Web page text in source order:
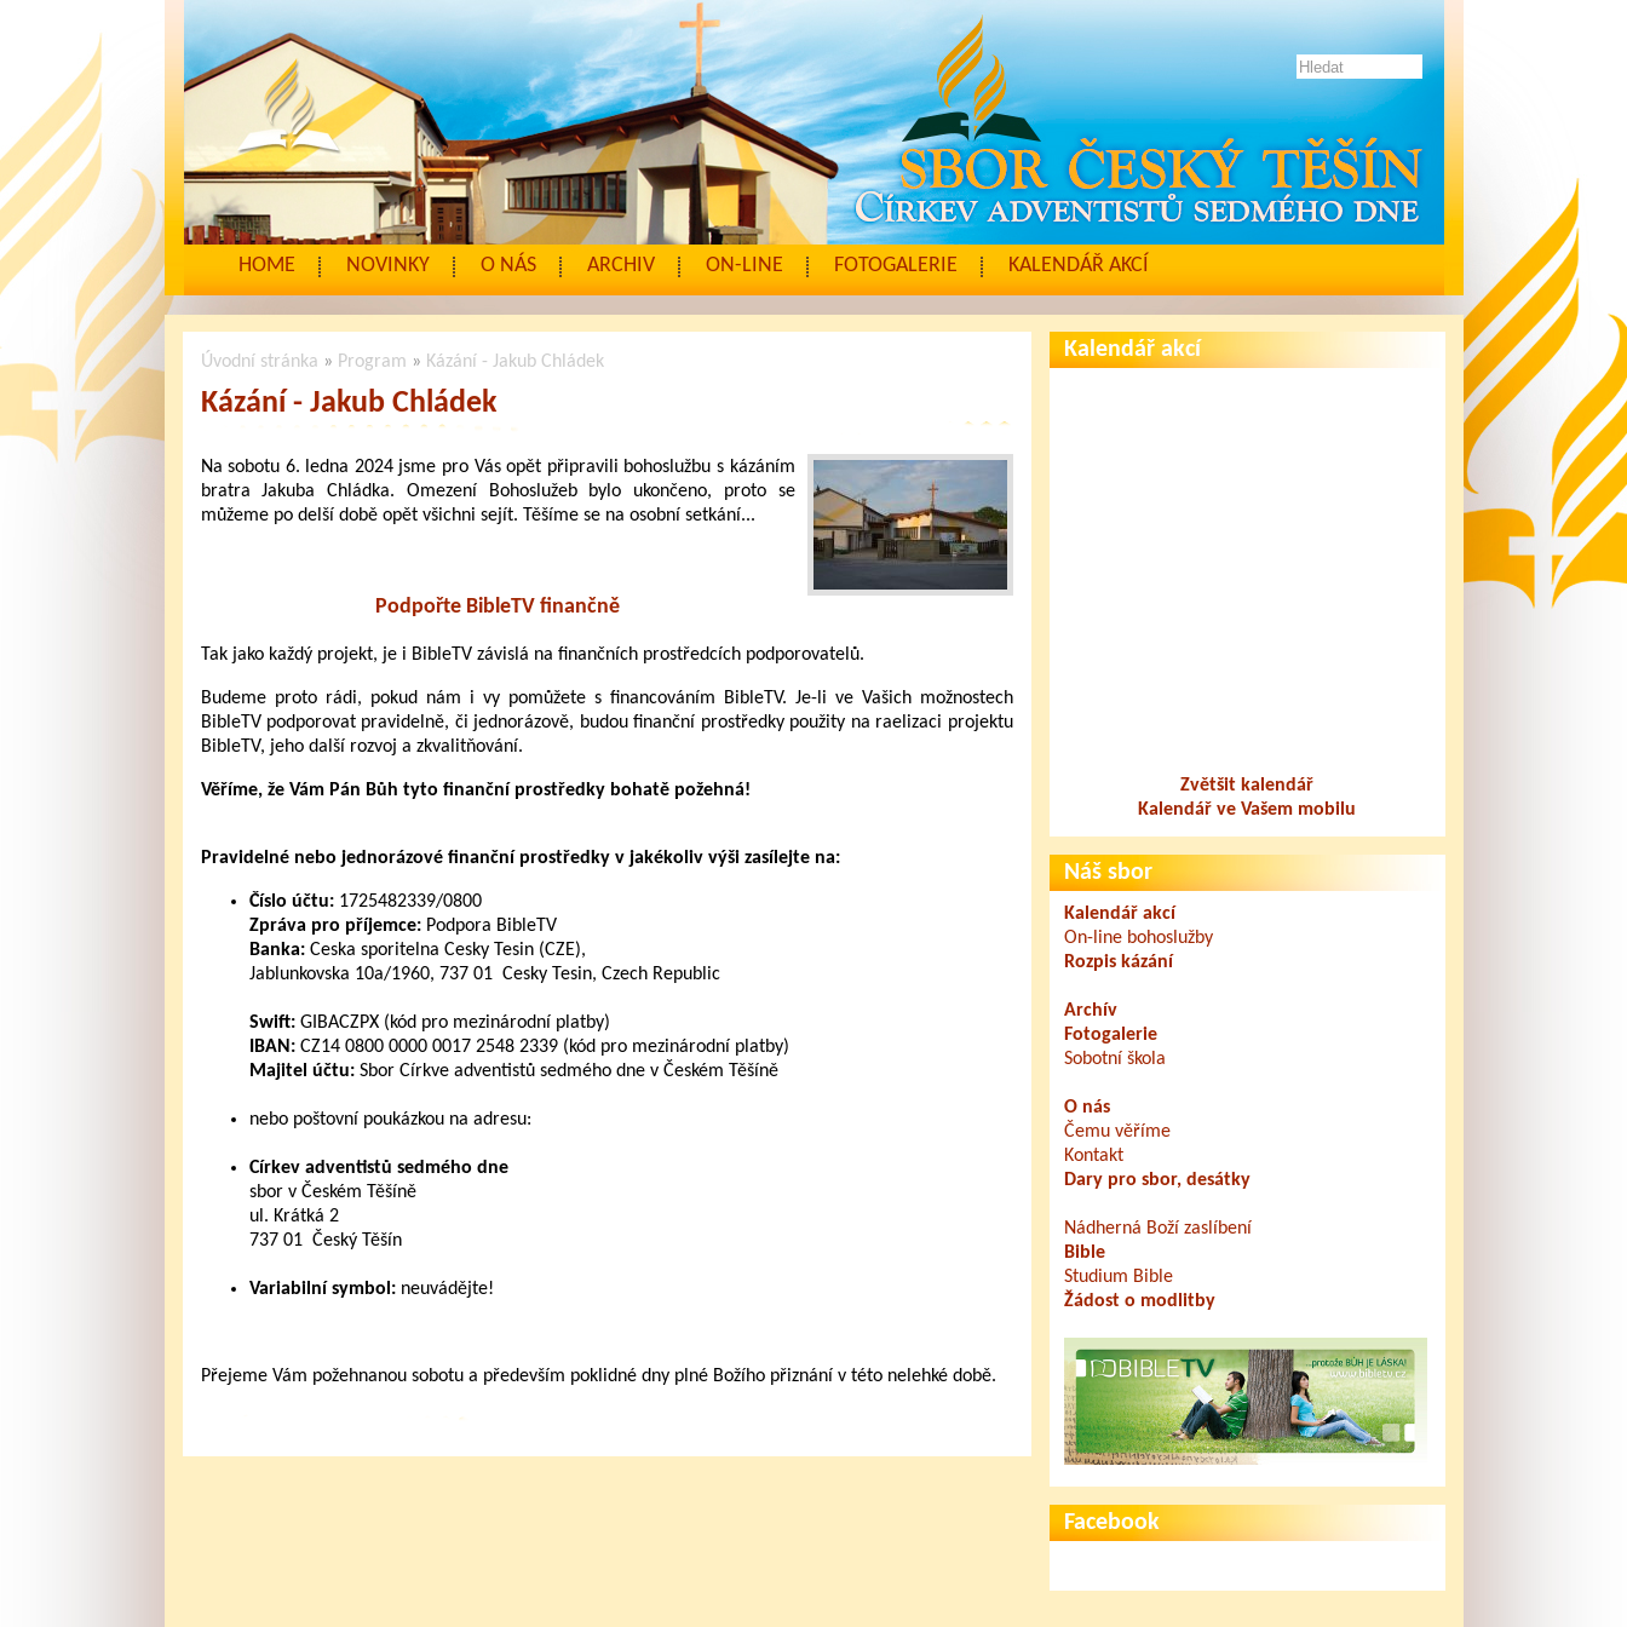
HOME NOVINKY O NÁS ARCHIV ON-LINE FOTOGALERIE KALENDÁŘ AKCÍ
Úvodní stránka » Program » Kázání - Jakub Chládek
Kázání - Jakub Chládek
Na sobotu 6. ledna 2024 jsme pro Vás opět připravili bohoslužbu s kázáním
bratra Jakuba Chládka. Omezení Bohoslužeb bylo ukončeno, proto se
můžeme po delší době opět všichni sejít. Těšíme se na osobní setkání...
Podpořte BibleTV finančně
Tak jako každý projekt, je i BibleTV závislá na finančních prostředcích podporovatelů.
Budeme proto rádi, pokud nám i vy pomůžete s financováním BibleTV. Je-li ve Vašich možnostech
BibleTV podporovat pravidelně, či jednorázově, budou finanční prostředky použity na raelizaci projektu
BibleTV, jeho další rozvoj a zkvalitňování.
Věříme, že Vám Pán Bůh tyto finanční prostředky bohatě požehná!
Pravidelné nebo jednorázové finanční prostředky v jakékoliv výši zasílejte na:
Číslo účtu:1725482339/0800
Zpráva pro příjemce:Podpora BibleTV
Banka:Ceska sporitelna Cesky Tesin (CZE),
Jablunkovska 10a/1960, 737 01 Cesky Tesin, Czech Republic
Swift:GIBACZPX (kód pro mezinárodní platby)
IBAN:CZ14 0800 0000 0017 2548 2339 (kód pro mezinárodní platby)
Majitel účtu:Sbor Církve adventistů sedmého dne v Českém Těšíně
nebo poštovní poukázkou na adresu:
Církev adventistů sedmého dne
sbor v Českém Těšíně
ul. Krátká 2
737 01 Český Těšín
Variabilní symbol: neuvádějte!
Přejeme Vám požehnanou sobotu a především poklidné dny plné Božího přiznání v této nelehké době.
Kalendář akcí
Zvětšit kalendář
Kalendář ve Vašem mobilu
Náš sbor
Kalendář akcí
On-line bohoslužby
Rozpis kázání
Archív
Fotogalerie
Sobotní škola
O nás
Čemu věříme
Kontakt
Dary pro sbor, desátky
Nádherná Boží zaslíbení
Bible
Studium Bible
Žádost o modlitby
Facebook